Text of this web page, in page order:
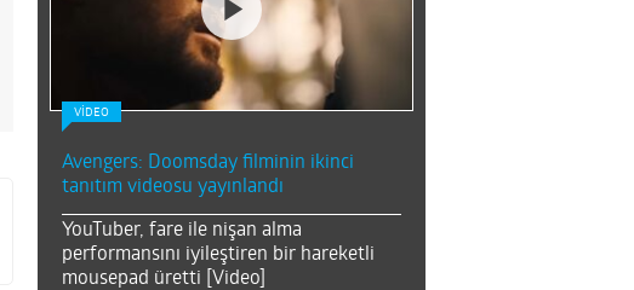
VİDEO
Avengers: Doomsday filminin ikinci
tanıtım videosu yayınlandı
YouTuber, fare ile nişan alma
performansını iyileştiren bir hareketli
mousepad üretti [Video]